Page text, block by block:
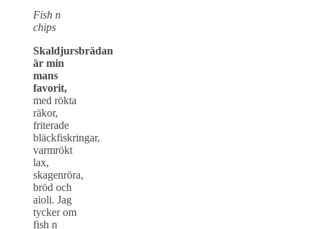
Fish n
chips
Skaldjursbrädan
är min
mans
favorit,
med rökta
räkor,
friterade
bläckfiskringar,
varmrökt
lax,
skagenröra,
bröd och
aioli. Jag
tycker om
fish n